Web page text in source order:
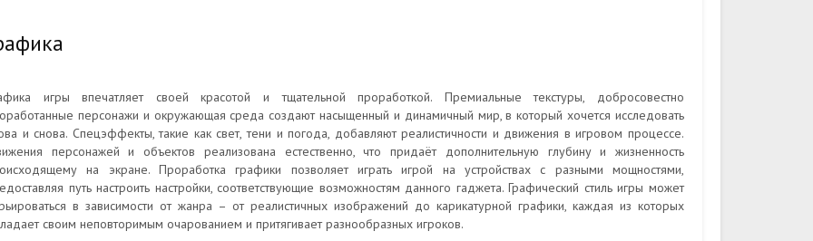
игры впечатляет своей красотой и тщательной проработкой. Премиальные текстуры, добросовестно
персонажи и окружающая среда создают насыщенный и динамичный мир, в который хочется исследовать
и снова. Спецэффекты, такие как свет, тени и погода, добавляют реалистичности и движения в игровом процессе.
персонажей и объектов реализована естественно, что придаёт дополнительную глубину и жизненность
на экране. Проработка графики позволяет играть игрой на устройствах с разными мощностями,
путь настроить настройки, соответствующие возможностям данного гаджета. Графический стиль игры может
в зависимости от жанра – от реалистичных изображений до карикатурной графики, каждая из которых
своим неповторимым очарованием и притягивает разнообразных игроков.